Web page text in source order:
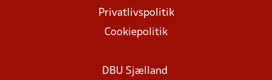
Privatlivspolitik
Cookiepolitik
DBU Sjælland